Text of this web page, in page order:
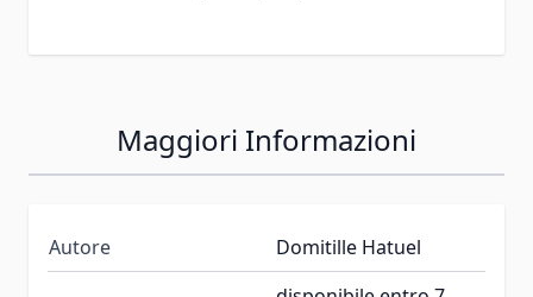
Maggiori Informazioni
Autore Domitille Hatuel